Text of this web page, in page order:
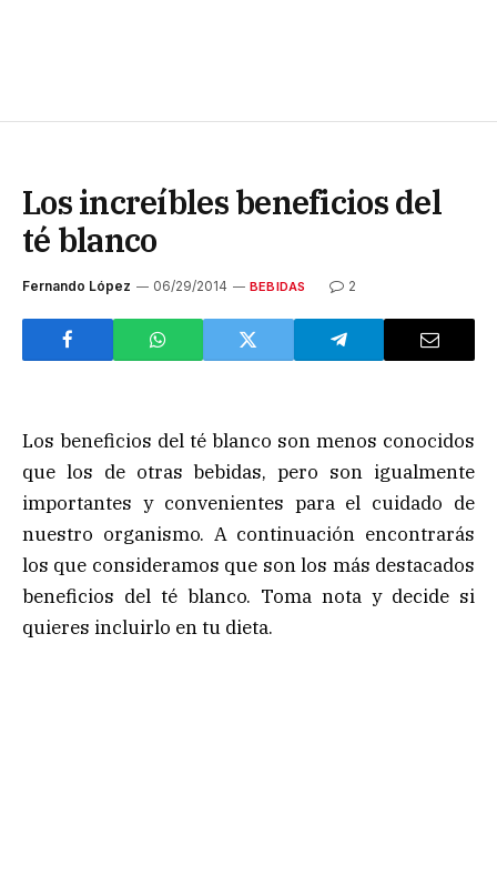
Los increíbles beneficios del
té blanco
Fernando López 06/29/2014 BEBIDAS 2
Los beneficios del té blanco son menos conocidos
que los de otras bebidas, pero son igualmente
importantes y convenientes para el cuidado de
nuestro organismo. A continuación encontrarás
los que consideramos que son los más destacados
beneficios del té blanco. Toma nota y decide si
quieres incluirlo en tu dieta.